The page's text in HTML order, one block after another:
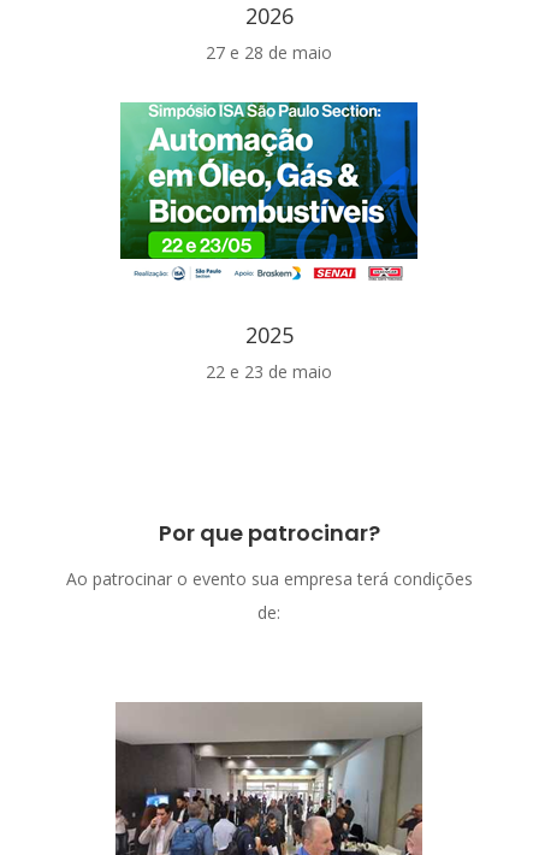
2026
27 e 28 de maio
2025
22 e 23 de maio
Por que patrocinar?
Ao patrocinar o evento sua empresa terá condições
de: